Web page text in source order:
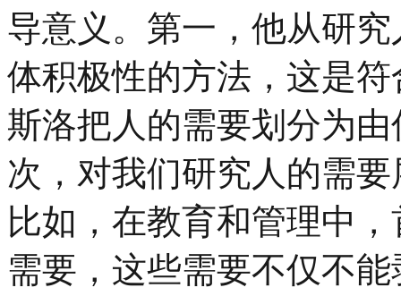
导意义。第一，他从研
体积极性的方法，这是
斯洛把人的需要划分为
次，对我们研究人的需
比如，在教育和管理中
需要，这些需要不仅不